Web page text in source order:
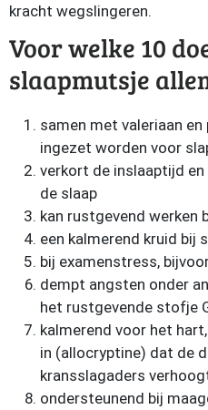
kracht wegslingeren.
Voor welke 10
slaapmutsje
samen met valeriaan
ingezet worden voor
verkort de inslaaptijd
de slaap
kan rustgevend werken
een kalmerend kruid bij
bij examenstress,
dempt angsten onder
het rustgevende stofje
kalmerend voor het
in (allocryptine) dat de
kransslagaders
ondersteunend bij